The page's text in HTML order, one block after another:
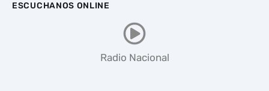
ESCUCHANOS ONLINE
Radio Nacional